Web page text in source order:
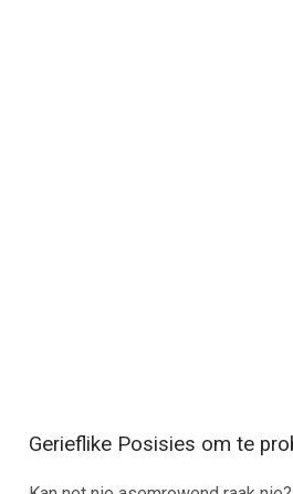
Gerieflike Posisies om te